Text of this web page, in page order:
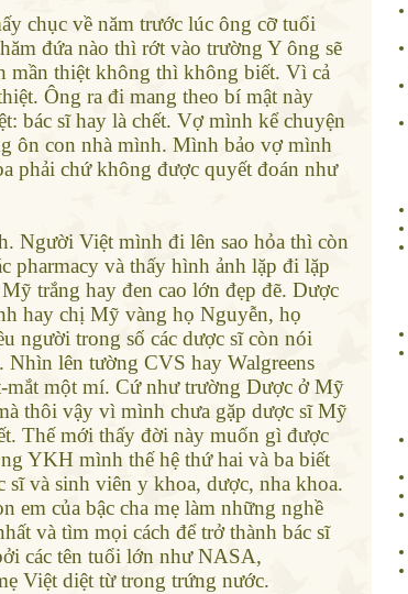
chục về năm trước lúc ông cỡ tuổi
đứa nào thì rớt vào trường Y ông sẽ
mần thiệt không thì không biết. Vì cả
Ông ra đi mang theo bí mật này
bác sĩ hay là chết. Vợ mình kể chuyện
ôn con nhà mình. Mình bảo vợ mình
phải chứ không được quyết đoán như
Người Việt mình đi lên sao hỏa thì còn
pharmacy và thấy hình ảnh lặp đi lặp
trắng hay đen cao lớn đẹp đẽ. Dược
hay chị Mỹ vàng họ Nguyễn, họ
người trong số các dược sĩ còn nói
lên tường CVS hay Walgreens
mắt một mí. Cứ như trường Dược ở Mỹ
thôi vậy vì mình chưa gặp dược sĩ Mỹ
Thế mới thấy đời này muốn gì được
YKH mình thế hệ thứ hai và ba biết
sĩ và sinh viên y khoa, dược, nha khoa.
em của bậc cha mẹ làm những nghề
và tìm mọi cách để trở thành bác sĩ
các tên tuổi lớn như NASA,
Việt diệt từ trong trứng nước.